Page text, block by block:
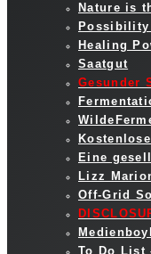
Nature is
Possibility
Healing
Saatgut
Gesunder
Eine
Lizz
Off-Grid
To Do List